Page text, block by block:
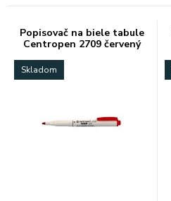
Popisovač na biele tabule
Centropen 2709 červený
Skladom